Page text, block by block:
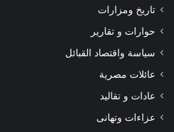
تاريخ ومزارات
حوارات و تقارير
سياسة واقتصاد القبائل
عائلات مصرية
عادات و تقاليد
عزاءات وتهانى